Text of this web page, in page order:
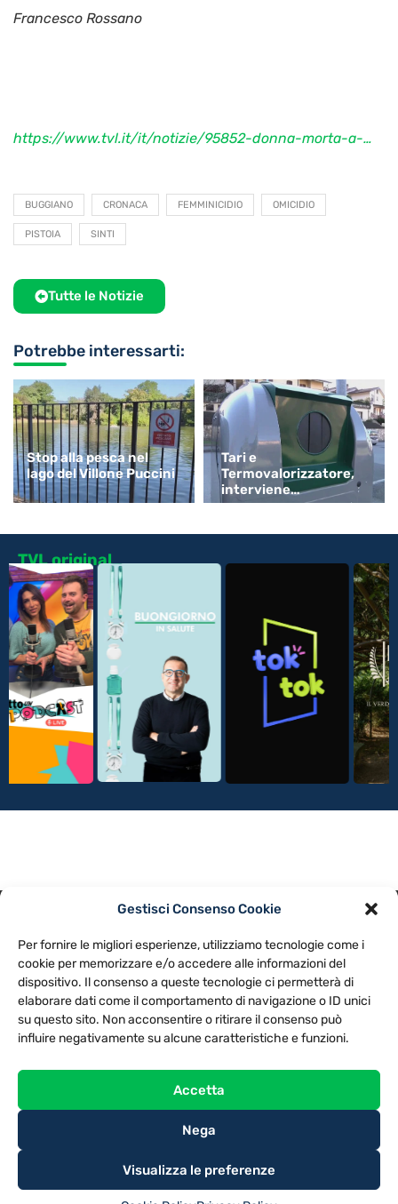
Gestisci Consenso Cookie
Per fornire le migliori esperienze, utilizziamo tecnologie come i
cookie per memorizzare e/o accedere alle informazioni del
dispositivo. Il consenso a queste tecnologie ci permetterà di
elaborare dati come il comportamento di navigazione o ID unici
su questo sito. Non acconsentire o ritirare il consenso può
influire negativamente su alcune caratteristiche e funzioni.
Accetta
Nega
Visualizza le preferenze
Francesco Rossano
https://www.tvl.it/it/notizie/95852-donna-morta-a-…
BUGGIANO CRONACA FEMMINICIDIO OMICIDIO
PISTOIA SINTI
Tutte le Notizie
Potrebbe interessarti:
Stop alla pesca nel
lago del Villone Puccini
Tari e
Termovalorizzatore,
interviene
Confartigianato
TVL original
NOTE LEGALI
CONTATTACI PREFERENZE
TV LIBERA S.P.A.
Via Monteleonese 95/21 – 51100 Pistoia (PT)
Tel. 0573.9136 / Fax 0573.913615